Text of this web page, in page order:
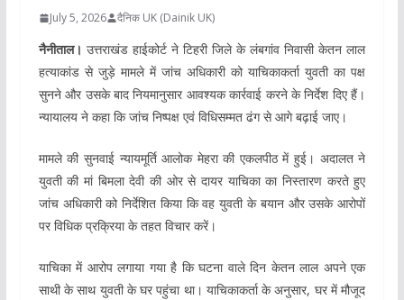
July 5, 2026 दैनिक UK (Dainik UK)
नैनीताल। उत्तराखंड हाईकोर्ट ने टिहरी जिले के लंबगांव निवासी केतन लाल
हत्याकांड से जुड़े मामले में जांच अधिकारी को याचिकाकर्ता युवती का पक्ष
सुनने और उसके बाद नियमानुसार आवश्यक कार्रवाई करने के निर्देश दिए हैं।
न्यायालय ने कहा कि जांच निष्पक्ष एवं विधिसम्मत ढंग से आगे बढ़ाई जाए।
मामले की सुनवाई न्यायमूर्ति आलोक मेहरा की एकलपीठ में हुई। अदालत ने
युवती की मां बिमला देवी की ओर से दायर याचिका का निस्तारण करते हुए
जांच अधिकारी को निर्देशित किया कि वह युवती के बयान और उसके आरोपों
पर विधिक प्रक्रिया के तहत विचार करें।
याचिका में आरोप लगाया गया है कि घटना वाले दिन केतन लाल अपने एक
साथी के साथ युवती के घर पहुंचा था। याचिकाकर्ता के अनुसार, घर में मौजूद